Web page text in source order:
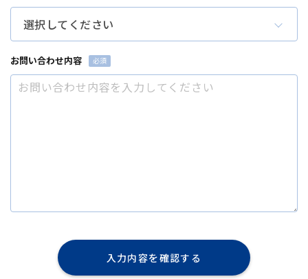
お問い合わせ内容
入力内容を確認する